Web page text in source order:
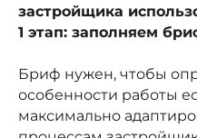
застройщика
1 этап: заполняем
Бриф нужен, чтобы
особенности работы
максимально